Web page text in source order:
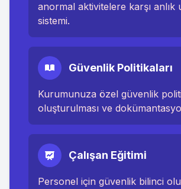
anormal aktivitelere karşı anlık
sistemi.
Güvenlik Politikaları
Kurumunuza özel güvenlik
oluşturulması ve
Çalışan Eğitimi
Personel için güvenlik bilinci